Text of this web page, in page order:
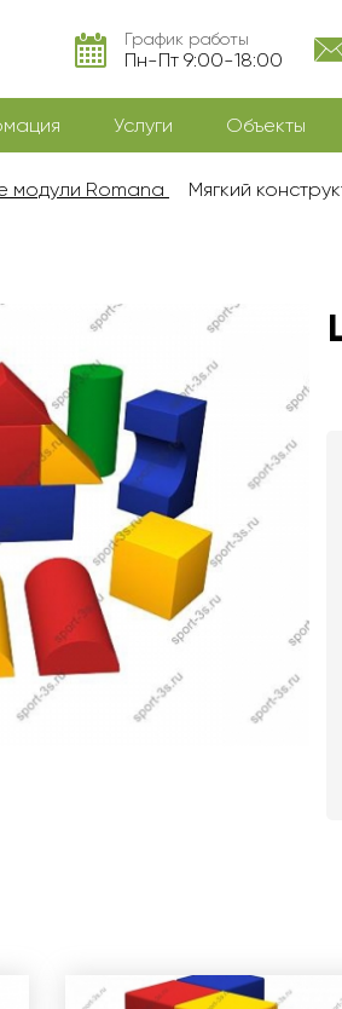
График работы
Пн-Пт 9:00-18:00
Услуги Объекты
модули Romana Мягкий